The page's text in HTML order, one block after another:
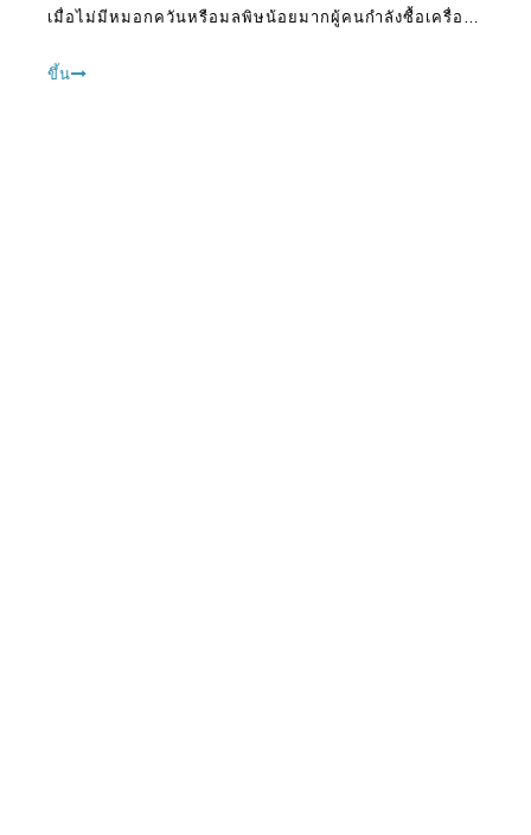
เมื่อไม่มีหมอกควันหรือมลพิษน้อยมากผู้คนกำลังซื้อเครื่อง
ความจริงในโลกในปัจจุบัน คนที่มี
ขึ้น